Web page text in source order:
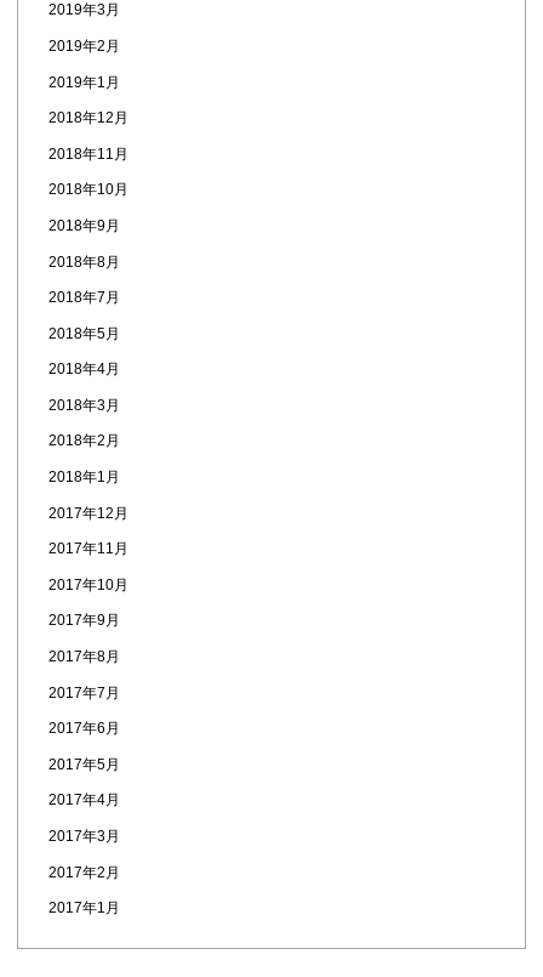
2019年3月
2019年2月
2019年1月
2018年12月
2018年11月
2018年10月
2018年9月
2018年8月
2018年7月
2018年5月
2018年4月
2018年3月
2018年2月
2018年1月
2017年12月
2017年11月
2017年10月
2017年9月
2017年8月
2017年7月
2017年6月
2017年5月
2017年4月
2017年3月
2017年2月
2017年1月